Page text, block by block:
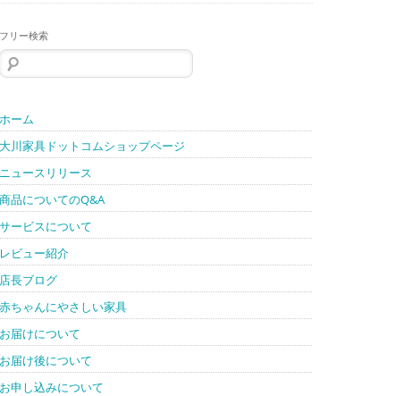
フリー検索
検
索:
ホーム
大川家具ドットコムショップページ
ニュースリリース
商品についてのQ&A
サービスについて
レビュー紹介
店長ブログ
赤ちゃんにやさしい家具
お届けについて
お届け後について
お申し込みについて